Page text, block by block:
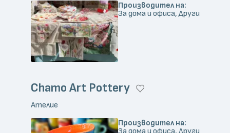
Производител на:
За дома и офиса, Други
Chamo Art Pottery
Ателие
Производител на:
За дома и офиса, Други